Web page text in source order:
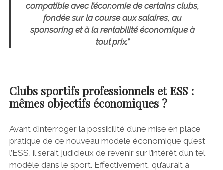
compatible avec l’économie de certains clubs,
fondée sur la course aux salaires, au
sponsoring et à la rentabilité économique à
tout prix.”
Clubs sportifs professionnels et ESS :
mêmes objectifs économiques ?
Avant d’interroger la possibilité d’une mise en place
pratique de ce nouveau modèle économique qu’est
l’ESS, il serait judicieux de revenir sur l’intérêt d’un tel
modèle dans le sport. Effectivement, qu’aurait à